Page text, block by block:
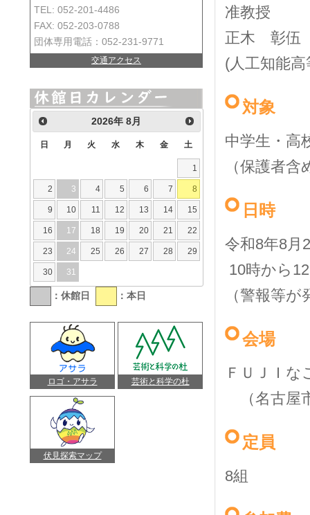
准教授
正木 彰
( 人工知能
対象
中学生・高
（保護者含
日時
令和8年8月
10時から 12
（警報等
会場
ＦＵＪＩな
（名古屋
定員
8組
TEL: 052-201-4486
FAX: 052-203-0788
団体専用電話：052-231-9771
交通アクセス
2026年8月
日 月 火 水 木 金 土
1
2 3 4 5 6 7 8
9 10 11 12 13 14 15
16 17 18 19 20 21 22
23 24 25 26 27 28 29
30 31
：休館日 ：本日
ロゴ・アサラ 芸術と科学の杜
伏見探索マップ